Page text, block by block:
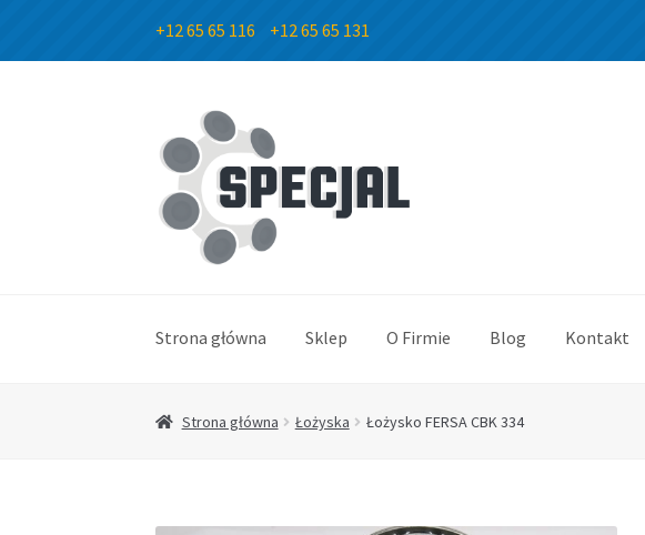
+12 65 65 116 +12 65 65 131
Przejdź
do
nawigacji
Przejdź
do
treści
Strona główna Sklep O Firmie Blog Kontakt
Strona główna Łożyska Łożysko FERSA CBK 334